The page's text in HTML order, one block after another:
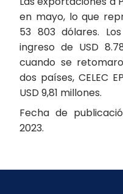
en mayo, lo que
53 803 dólares.
ingreso de USD
cuando se
dos países, CELEC
USD 9,81 millones.
Fecha de
2023.